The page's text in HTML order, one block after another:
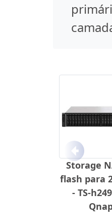
Storage
flash para
- TS-
Anterior